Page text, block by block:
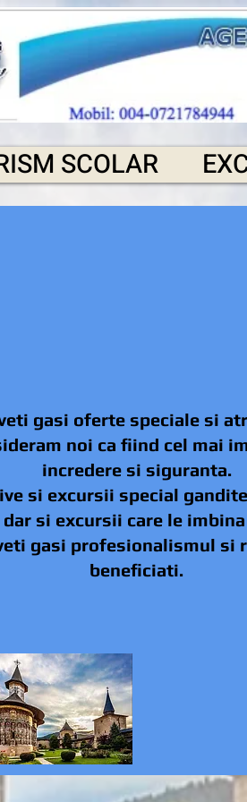
SCOLAR
gasi oferte speciale si
noi ca fiind cel mai
incredere si siguranta.
si excursii special
si excursii care le
gasi profesionalismul si
beneficiati.